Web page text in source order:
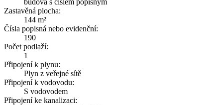
budova s číslem popisným
Zastavěná plocha:
144 m²
Čísla popisná nebo evidenční:
190
Počet podlaží:
1
Připojení k plynu:
Plyn z veřejné sítě
Připojení k vodovodu:
S vodovodem
Připojení ke kanalizaci: